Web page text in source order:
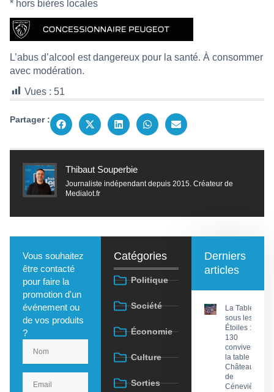
* hors bières locales
L’abus d’alcool est dangereux pour la santé. À consommer
avec modération.
Vues : 51
Partager :
Thibaut Souperbie
Journaliste indépendant depuis 2015. Créateur de
Medialot.fr
Vous souhaitez
être contacté
pour faire la
promotion d'un
événement ou
de vos produits
?
Catégories
Politique
Société
Économie
Culture
Sorties
Derniers
articles
La Tablée
sous les
Étoiles :
130
convives à
la table du
Château
de
Cénevières